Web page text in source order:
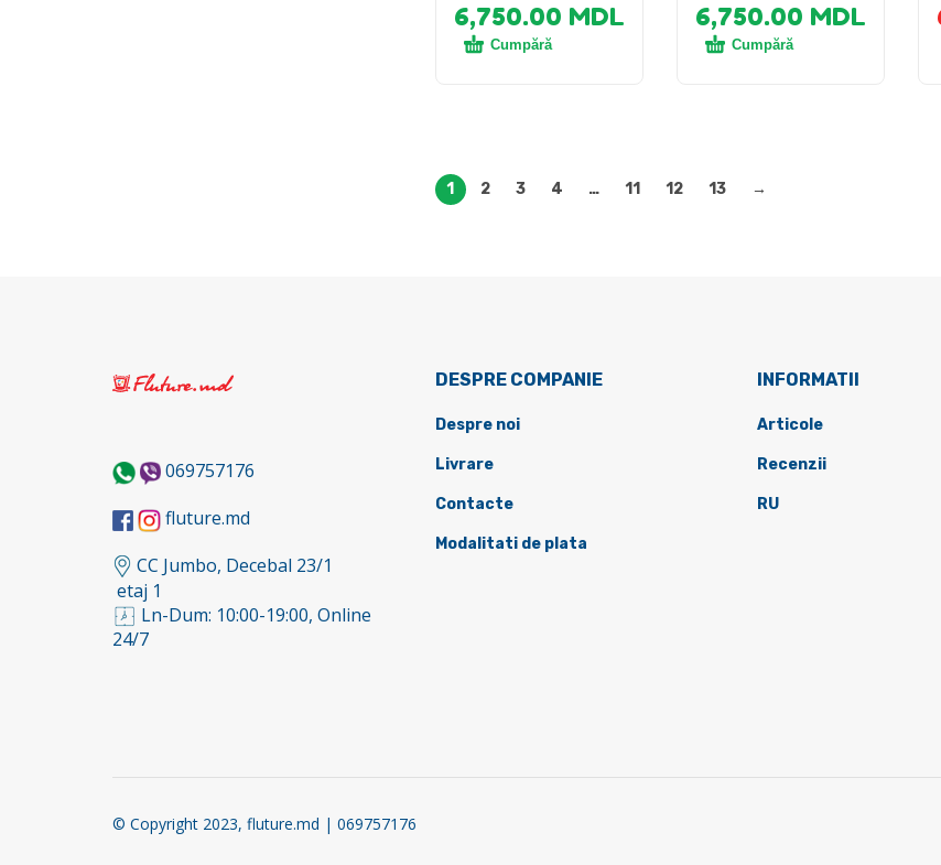
6,750.00 MDL
Cumpără
6,750.00 MDL
Cumpără
1 2 3 4 … 11 12 13 →
069757176
fluture.md
CC Jumbo, Decebal 23/1
etaj 1
Ln-Dum: 10:00-19:00, Online
24/7
DESPRE COMPANIE
Despre noi
Livrare
Contacte
Modalitati de plata
INFORMATII
Articole
Recenzii
RU
© Copyright 2023, fluture.md | 069757176